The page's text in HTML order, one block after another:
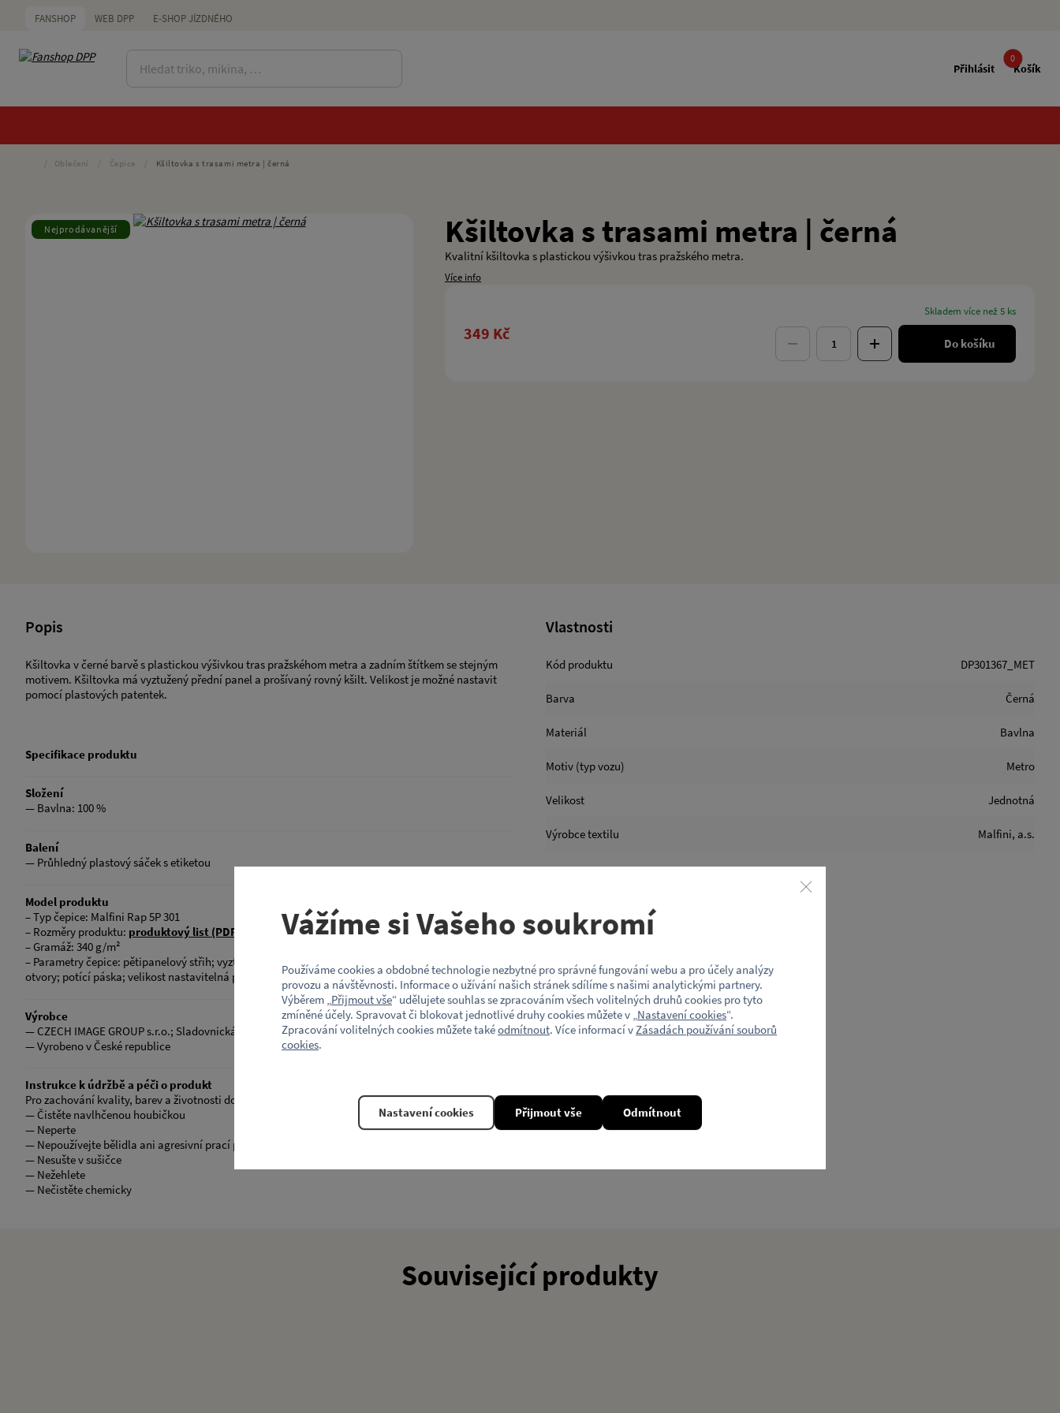
FANSHOP WEB DPP E-SHOP JÍZDNÉHO
Přihlásit
0
Košík
Oblečení Čepice Kšiltovka s trasami metra | černá
Nejprodávanější Kšiltovka s trasami metra | černá
Kvalitní kšiltovka s plastickou výšivkou tras pražského metra.
Více info
349 Kč
skladem více než 5 ks
Do košíku
Popis
Kšiltovka v černé barvě s plastickou výšivkou tras pražskéhom metra a zadním štítkem se stejným
motivem. Kšiltovka má vyztužený přední panel a prošívaný rovný kšilt. Velikost je možné nastavit
pomocí plastových patentek.
Specifikace produktu
Složení
— Bavlna: 100 %
Balení
— Průhledný plastový sáček s etiketou
Model produktu
– Typ čepice: Malfini Rap 5P 301
– Rozměry produktu: produktový list (PDF)
– Gramáž: 340 g/m²
– Parametry čepice: pětipanelový střih; vyztužený přední panel; prošívaný plochý kšilt; obšité větrací
otvory; potící páska; velikost nastavitelná plastovými patentky; odnímatelná nálepka na kšiltu
Výrobce
— CZECH IMAGE GROUP s.r.o.; Sladovnická 508/19; 620 00 Brno; Česká republika
— Vyrobeno v České republice
Instrukce k údržbě a péči o produkt
Pro zachování kvality, barev a životnosti doporučujeme dodržovat následující pokyny:
— Čistěte navlhčenou houbičkou
— Neperte
— Nepoužívejte bělidla ani agresivní prací prostředky
— Nesušte v sušičce
— Nežehlete
— Nečistěte chemicky
Vlastnosti
Kód produktu DP301367_MET
Barva Černá
Materiál Bavlna
Motiv (typ vozu) Metro
Velikost Jednotná
Výrobce textilu Malfini, a.s.
Související produkty
Vážíme si Vašeho soukromí
Používáme cookies a obdobné technologie nezbytné pro správné fungování webu a pro účely analýzy
provozu a návštěvnosti. Informace o užívání našich stránek sdílíme s našimi analytickými partnery.
Výběrem „Přijmout vše“ udělujete souhlas se zpracováním všech volitelných druhů cookies pro tyto
zmíněné účely. Spravovat či blokovat jednotlivé druhy cookies můžete v „Nastavení cookies“.
Zpracování volitelných cookies můžete takéodmítnout. Více informací vZásadách používání souborů
cookies.
Odmítnout
Nastavení cookies Přijmout vše